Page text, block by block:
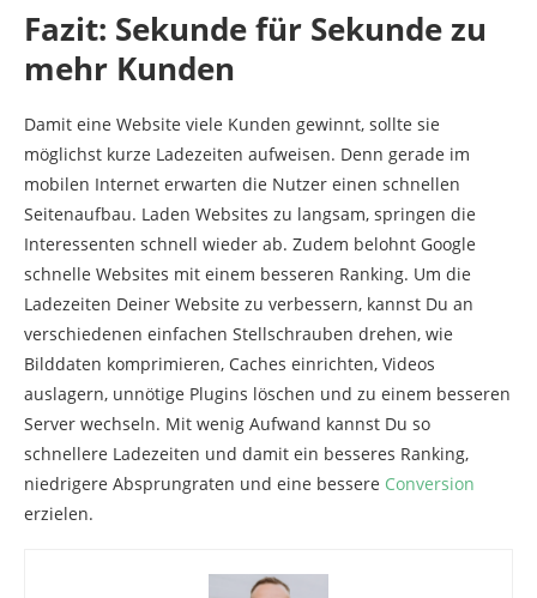
Fazit: Sekunde für Sekunde zu
mehr Kunden
Damit eine Website viele Kunden gewinnt, sollte sie
möglichst kurze Ladezeiten aufweisen. Denn gerade im
mobilen Internet erwarten die Nutzer einen schnellen
Seitenaufbau. Laden Websites zu langsam, springen die
Interessenten schnell wieder ab. Zudem belohnt Google
schnelle Websites mit einem besseren Ranking. Um die
Ladezeiten Deiner Website zu verbessern, kannst Du an
verschiedenen einfachen Stellschrauben drehen, wie
Bilddaten komprimieren, Caches einrichten, Videos
auslagern, unnötige Plugins löschen und zu einem besseren
Server wechseln. Mit wenig Aufwand kannst Du so
schnellere Ladezeiten und damit ein besseres Ranking,
niedrigere Absprungraten und eine bessere Conversion
erzielen.